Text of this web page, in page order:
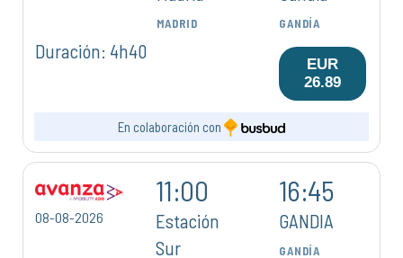
MADRID GANDÍA
Duración: 4h40
EUR
26.89
En colaboración con
08-08-2026
11:00
Estación
Sur
16:45
GANDIA
GANDÍA